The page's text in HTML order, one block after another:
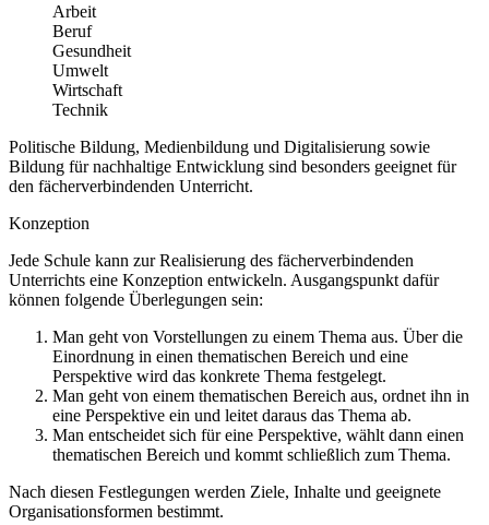
Arbeit
Beruf
Gesundheit
Umwelt
Wirtschaft
Technik
Politische Bildung, Medienbildung und Digitalisierung sowie
Bildung für nachhaltige Entwicklung sind besonders geeignet für
den fächerverbindenden Unterricht.
Konzeption
Jede Schule kann zur Realisierung des fächerverbindenden
Unterrichts eine Konzeption entwickeln. Ausgangspunkt dafür
können folgende Überlegungen sein:
Man geht von Vorstellungen zu einem Thema aus. Über die
Einordnung in einen thematischen Bereich und eine
Perspektive wird das konkrete Thema festgelegt.
Man geht von einem thematischen Bereich aus, ordnet ihn in
eine Perspektive ein und leitet daraus das Thema ab.
Man entscheidet sich für eine Perspektive, wählt dann einen
thematischen Bereich und kommt schließlich zum Thema.
Nach diesen Festlegungen werden Ziele, Inhalte und geeignete
Organisationsformen bestimmt.